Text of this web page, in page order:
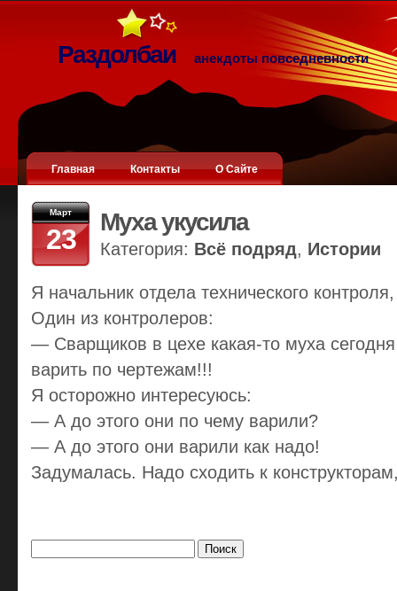
Раздолбаи анекдоты повседневности
Главная Контакты О Сайте
Март
23
Муха укусила
Категория: Всё подряд, Истории
Я начальник отдела технического
Один из контролеров:
— Сварщиков в цехе какая-то муха
варить по чертежам!!!
Я осторожно интересуюсь:
— А до этого они по чему варили?
— А до этого они варили как надо!
Задумалась. Надо сходить к